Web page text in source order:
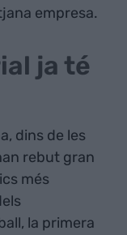
empresa.
ja té
dins de les
rebut gran
més
la primera